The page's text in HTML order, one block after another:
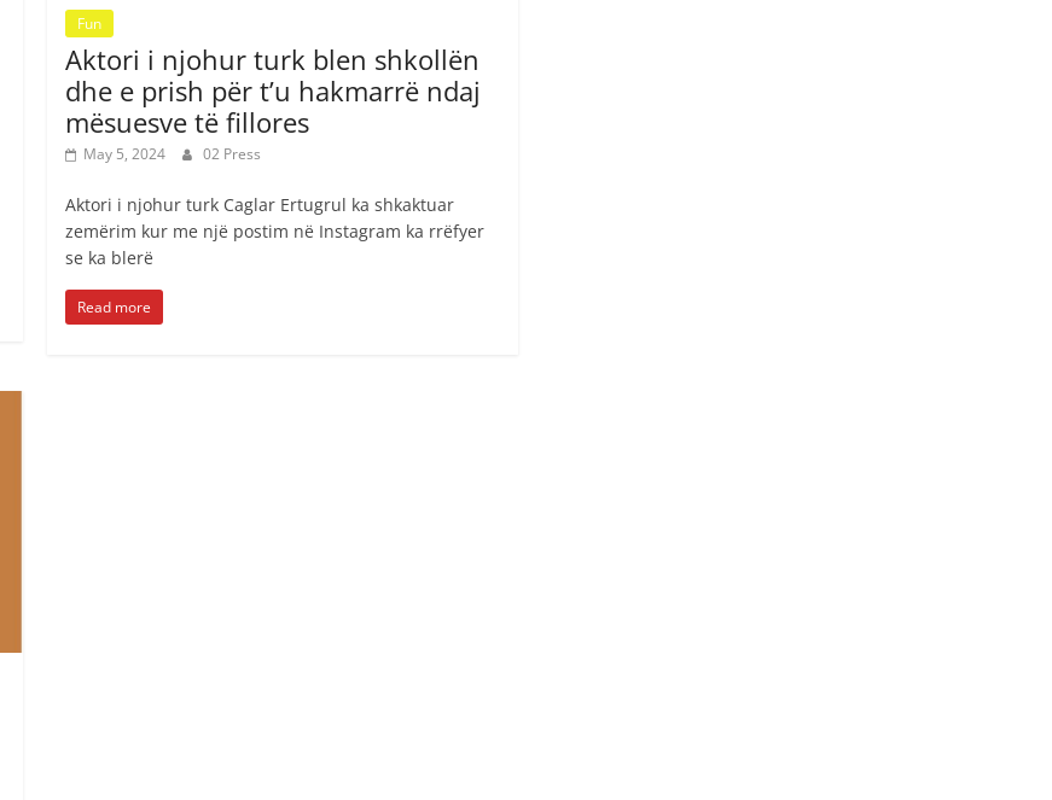
Fun
Aktori i njohur turk blen shkollën
dhe e prish për t’u hakmarrë ndaj
mësuesve të fillores
May 5, 2024 02 Press
Aktori i njohur turk Caglar Ertugrul ka shkaktuar
zemërim kur me një postim në Instagram ka rrëfyer
se ka blerë
Read more